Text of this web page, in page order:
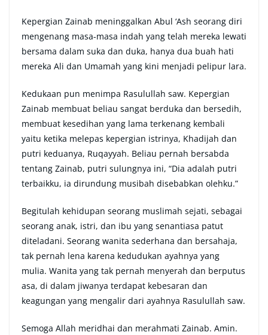
Kepergian Zainab meninggalkan Abul ‘Ash seorang diri
mengenang masa-masa indah yang telah mereka lewati
bersama dalam suka dan duka, hanya dua buah hati
mereka Ali dan Umamah yang kini menjadi pelipur lara.
Kedukaan pun menimpa Rasulullah saw. Kepergian
Zainab membuat beliau sangat berduka dan bersedih,
membuat kesedihan yang lama terkenang kembali
yaitu ketika melepas kepergian istrinya, Khadijah dan
putri keduanya, Ruqayyah. Beliau pernah bersabda
tentang Zainab, putri sulungnya ini, “Dia adalah putri
terbaikku, ia dirundung musibah disebabkan olehku.”
Begitulah kehidupan seorang muslimah sejati, sebagai
seorang anak, istri, dan ibu yang senantiasa patut
diteladani. Seorang wanita sederhana dan bersahaja,
tak pernah lena karena kedudukan ayahnya yang
mulia. Wanita yang tak pernah menyerah dan berputus
asa, di dalam jiwanya terdapat kebesaran dan
keagungan yang mengalir dari ayahnya Rasulullah saw.
Semoga Allah meridhai dan merahmati Zainab. Amin.